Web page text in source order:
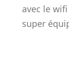
avec le
super